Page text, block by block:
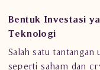
Bentuk Investasi
Teknologi
Salah satu
seperti saham dan